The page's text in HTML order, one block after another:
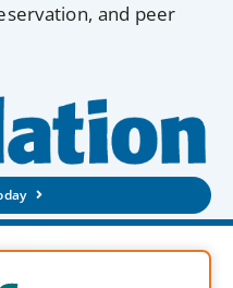
and peer